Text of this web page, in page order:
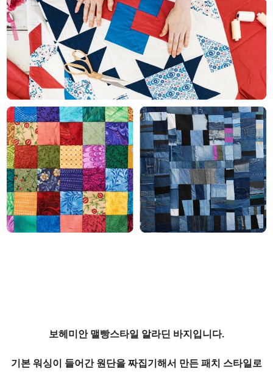
보헤미안 맬빵스타일 알라딘 바지입니다.
기본 워싱이 들어간 원단을 짜집기해서 만든 패치 스타일로